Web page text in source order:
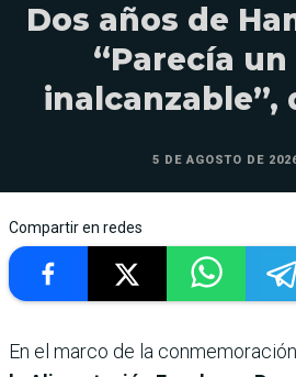
Dos años de
“Parecía
inalcanzable”,
5 DE AGOSTO DE
Compartir en redes
En el marco de la